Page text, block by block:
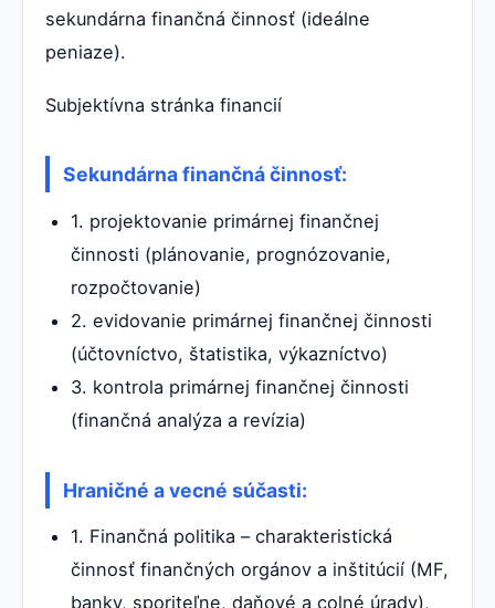
sekundárna finančná činnosť (ideálne
peniaze).
Subjektívna stránka financií
Sekundárna finančná činnosť:
1. projektovanie primárnej finančnej
činnosti (plánovanie, prognózovanie,
rozpočtovanie)
2. evidovanie primárnej finančnej činnosti
(účtovníctvo, štatistika, výkazníctvo)
3. kontrola primárnej finančnej činnosti
(finančná analýza a revízia)
Hraničné a vecné súčasti:
1. Finančná politika – charakteristická
činnosť finančných orgánov a inštitúcií (MF,
banky, sporiteľne, daňové a colné úrady),